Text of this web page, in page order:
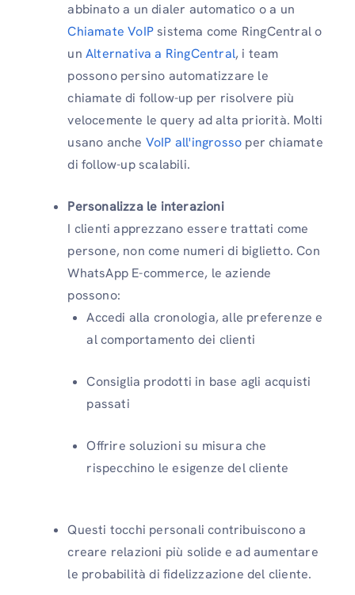
abbinato a un dialer automatico o a un
Chiamate VoIPsistema come RingCentral o
un Alternativa a RingCentral, i team
possono persino automatizzare le
chiamate di follow-up per risolvere più
velocemente le query ad alta priorità. Molti
usano anche VoIP all'ingrosso per chiamate
di follow-up scalabili.
Personalizza le interazioni
I clienti apprezzano essere trattati come
persone, non come numeri di biglietto. Con
WhatsApp E-commerce, le aziende
possono:
Accedi alla cronologia, alle preferenze e
al comportamento dei clienti
Consiglia prodotti in base agli acquisti
passati
Offrire soluzioni su misura che
rispecchino le esigenze del cliente
Questi tocchi personali contribuiscono a
creare relazioni più solide e ad aumentare
le probabilità di fidelizzazione del cliente.